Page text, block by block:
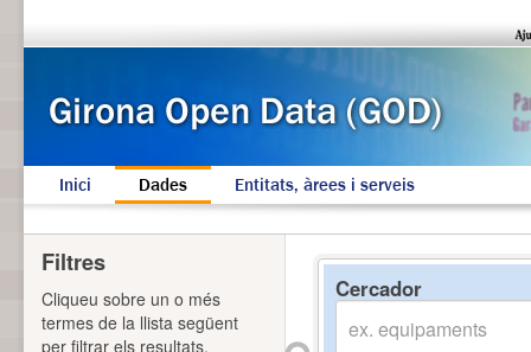
Inici Dades Entitats, àrees i serveis
Cercador
Filtres
Cliqueu sobre un o més
termes de la llista següent
per filtrar els resultats.